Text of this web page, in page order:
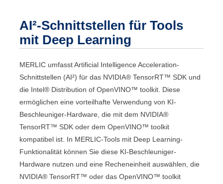
AI²-Schnittstellen für Tools
mit Deep Learning
MERLIC umfasstArtificial Intelligence Acceleration-
Schnittstellen (AI²) für das NVIDIA® TensorRT™ SDK und
die Intel® Distribution of OpenVINO™ toolkit . Diese
ermöglichen eine vorteilhafte Verwendung von KI-
Beschleuniger-Hardware, die mit dem NVIDIA®
TensorRT™ SDK oder demOpenVINO™ toolkit
kompatibel ist. In MERLIC-Tools mit Deep Learning-
Funktionalität können Sie diese KI-Beschleuniger-
Hardware nutzen und eine Recheneinheit auswählen, die
NVIDIA® TensorRT™ oder dasOpenVINO™ toolkit